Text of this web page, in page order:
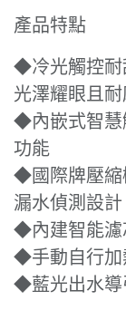
產品特點
◆冷光觸控耐
光澤耀眼且耐
◆內嵌式智慧
功能
◆國際牌壓縮
漏水偵測設
◆內建智能濾
◆手動自行加
◆藍光出水導